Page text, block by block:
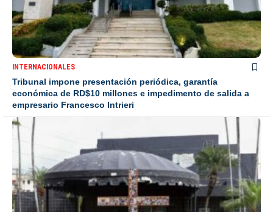
INTERNACIONALES
Tribunal impone presentación periódica, garantía
económica de RD$10 millones e impedimento de salida a
empresario Francesco Intrieri